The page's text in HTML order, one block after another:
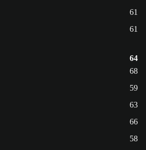
61
61
64
68
59
63
66
58